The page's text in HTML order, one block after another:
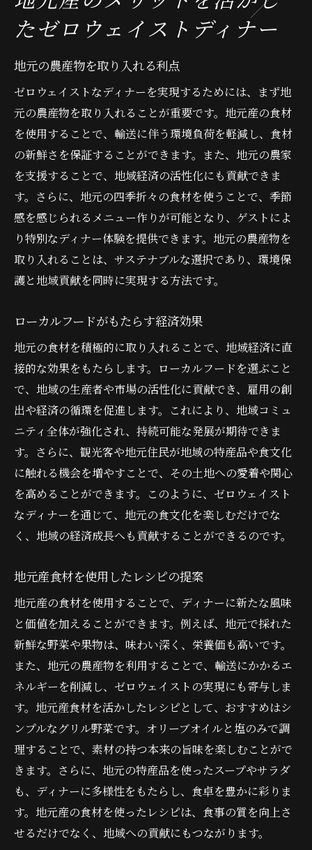
たゼロウェイストディナー
地元の農産物を取り入れる利点
ゼロウェイストなディナーを実現するためには、まず地
元の農産物を取り入れることが重要です。地元産の食材
を使用することで、輸送に伴う環境負荷を軽減し、食材
の新鮮さを保証することができます。また、地元の農家
を支援することで、地域経済の活性化にも貢献できま
す。さらに、地元の四季折々の食材を使うことで、季節
感を感じられるメニュー作りが可能となり、ゲストによ
り特別なディナー体験を提供できます。地元の農産物を
取り入れることは、サステナブルな選択であり、環境保
護と地域貢献を同時に実現する方法です。
ローカルフードがもたらす経済効果
地元の食材を積極的に取り入れることで、地域経済に直
接的な効果をもたらします。ローカルフードを選ぶこと
で、地域の生産者や市場の活性化に貢献でき、雇用の創
出や経済の循環を促進します。これにより、地域コミュ
ニティ全体が強化され、持続可能な発展が期待できま
す。さらに、観光客や地元住民が地域の特産品や食文化
に触れる機会を増やすことで、その土地への愛着や関心
を高めることができます。このように、ゼロウェイスト
なディナーを通じて、地元の食文化を楽しむだけでな
く、地域の経済成長へも貢献することができるのです。
地元産食材を使用したレシピの提案
地元産の食材を使用することで、ディナーに新たな風味
と価値を加えることができます。例えば、地元で採れた
新鮮な野菜や果物は、味わい深く、栄養価も高いです。
また、地元の農産物を利用することで、輸送にかかるエ
ネルギーを削減し、ゼロウェイストの実現にも寄与しま
す。地元産食材を活かしたレシピとして、おすすめはシ
ンプルなグリル野菜です。オリーブオイルと塩のみで調
理することで、素材の持つ本来の旨味を楽しむことがで
きます。さらに、地元の特産品を使ったスープやサラダ
も、ディナーに多様性をもたらし、食卓を豊かに彩りま
す。地元産の食材を使ったレシピは、食事の質を向上さ
せるだけでなく、地域への貢献にもつながります。